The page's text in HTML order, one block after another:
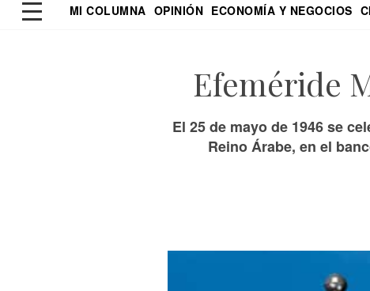
MI COLUMNA OPINIÓN ECONOMÍA Y NEGOCIOS
Efeméride
El 25 de mayo de 1946 se
Reino Árabe, en el